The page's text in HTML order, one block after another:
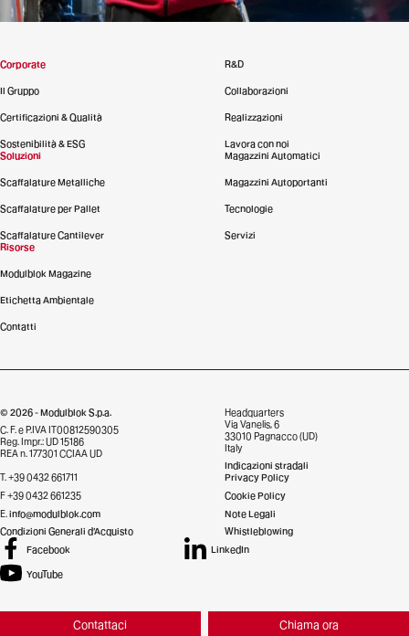
Contattaci Chiama ora
Corporate
Il Gruppo
Certificazioni & Qualità
Sostenibilità & ESG
R&D
Collaborazioni
Realizzazioni
Lavora con noi
Soluzioni
Scaffalature Metalliche
Scaffalature per Pallet
Scaffalature Cantilever
Magazzini Automatici
Magazzini Autoportanti
Tecnologie
Servizi
Risorse
Modulblok Magazine
Etichetta Ambientale
Contatti
© 2026 - Modulblok S.p.a.
C. F. e P.IVA IT00812590305
Reg. Impr.: UD 15186
REA n. 177301 CCIAA UD
Headquarters
Via Vanelis, 6
33010 Pagnacco (UD)
Italy
Indicazioni stradali
T. +39 0432 661711
F +39 0432 661235
E.info@modulblok.com
Condizioni Generali d’Acquisto
Privacy Policy
Cookie Policy
Note Legali
Whistleblowing
Facebook
LinkedIn
YouTube